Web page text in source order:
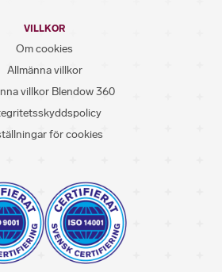
VILLKOR
Om cookies
Allmänna villkor
villkor Blendow 360
för cookies